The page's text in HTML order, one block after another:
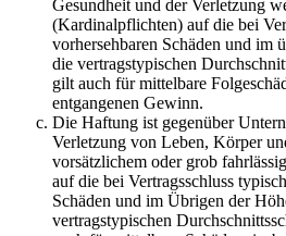
Gesundheit und der Verletzung
(Kardinalpflichten) auf die bei
vorhersehbaren Schäden und im
die vertragstypischen
gilt auch für mittelbare
entgangenen Gewinn.
Die Haftung ist gegenüber
Verletzung von Leben, Körper
vorsätzlichem oder grob
auf die bei Vertragsschluss
Schäden und im Übrigen der
vertragstypischen